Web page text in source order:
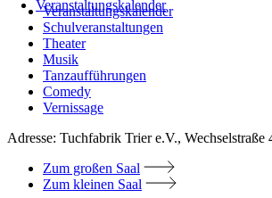
Veranstaltungskalender
Schulveranstaltungen
Theater
Musik
Tanzaufführungen
Comedy
Vernissage
Adresse: Tuchfabrik Trier e.V., Wechselstraße
Zum großen Saal
Zum kleinen Saal
Veranstaltungskalender